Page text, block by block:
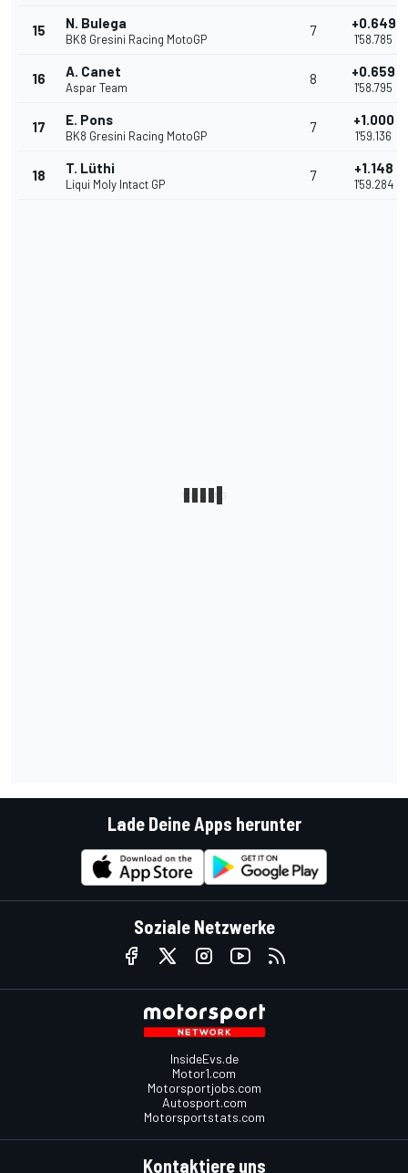
15 N. Bulega
BK8 Gresini Racing MotoGP
7 +0.649
1'58.785
16 A. Canet
Aspar Team
8 +0.659
1'58.795
17 E. Pons
BK8 Gresini Racing MotoGP
7 +1.000
1'59.136
18 T. Lüthi
Liqui Moly Intact GP
7 +1.148
1'59.284
Lade Deine Apps herunter
Soziale Netzwerke
InsideEvs.de
Motor1.com
Motorsportjobs.com
Autosport.com
Motorsportstats.com
Kontaktiere uns